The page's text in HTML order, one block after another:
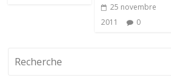
25 novembre
2011
0